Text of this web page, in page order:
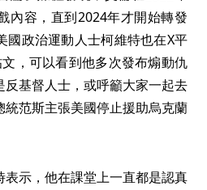
內容，直到2024年才開始轉發
國政治運動人士柯維特也在X平
，可以看到他多次發布煽動仇
基督人士，或呼籲大家一起去
范斯主張美國停止援助烏克蘭
示，他在課堂上一直都是認真